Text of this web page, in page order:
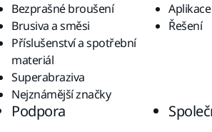
Bezprašné broušení
Brusiva a směsi
Příslušenství a spotřební
materiál
Superabraziva
Nejznámější značky
Aplikace
Řešení
Podpora